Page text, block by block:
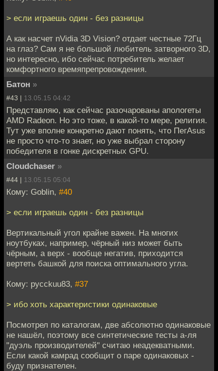
> если играешь один - без разницы
А как насчет nVidia 3D Vision? отдает честные 72Гц
на глаз? Сам я не большой любитель затворного 3D,
но интересно, ибо сейчас потребитель желает
комфортного времяпрепровождения.
Батон »
#43 | 13.05.15 04:42
Представляю, как сейчас разочарованы апологеты
AMD Radeon. Но это тоже, в какой-то мере, религия.
Тут уже вполне конкретно дают понять, что ПегAsus
не просто что-то знает, но уже выбрал сторону
победителя в гонке дискретных GPU.
Cloudchaser »
#44 | 13.05.15 05:04
Кому: Goblin, #40
> если играешь один - без разницы
Вертикальный угол крайне важен. На многих
ноутбуках, например, чёрный низ может быть
чёрным, а верх - вообще негатив, приходится
вертеть башкой для поиска оптимального угла.
Кому: pycckuu83, #37
> ибо хоть характеристики одинаковые
Посмотрел по каталогам, две абсолютно одинаковые
не нашёл, поэтому все синтетические тесты а-ля
"дуэль производителей" считаю неадекватными.
Если какой камрад сообщит о паре одинаковых -
буду признателен.